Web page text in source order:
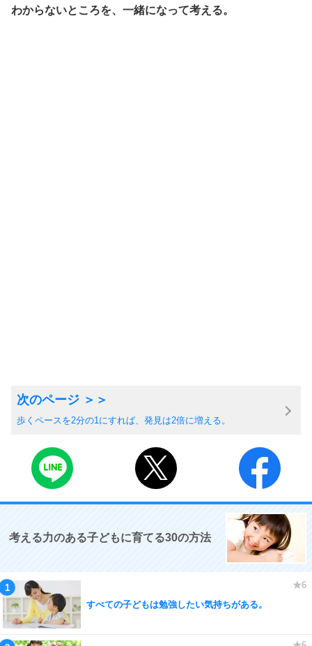
わからないところを、一緒になって考える。
歩くペースを2分の1にすれば、発見は2倍に増える。
考える力のある子どもに育てる30の方法
すべての子どもは勉強したい気持ちがある。